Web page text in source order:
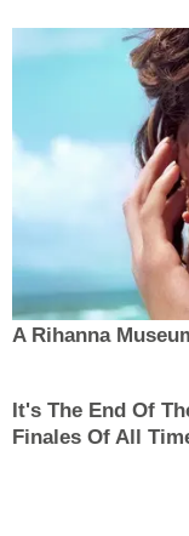
A Rihanna
It's The End Of
Finales Of All